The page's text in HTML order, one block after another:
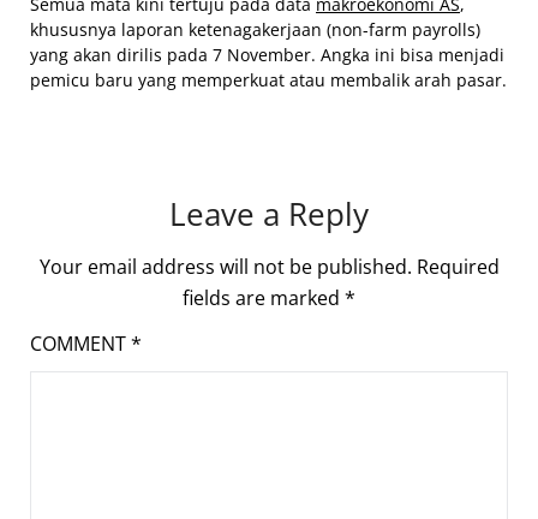
Semua mata kini tertuju pada data makroekonomi AS,
khususnya laporan ketenagakerjaan (non-farm payrolls)
yang akan dirilis pada 7 November. Angka ini bisa menjadi
pemicu baru yang memperkuat atau membalik arah pasar.
Leave a Reply
Your email address will not be published. Required
fields are marked *
COMMENT*